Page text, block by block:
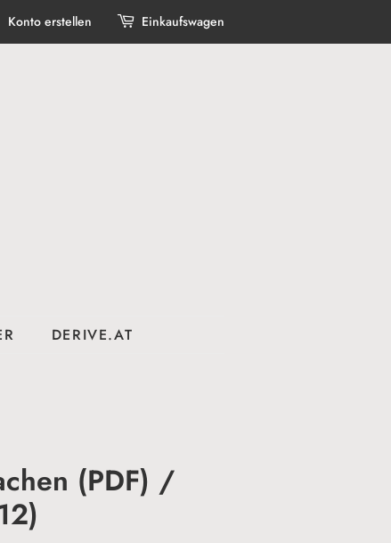
Konto erstellen Einkaufswagen
DERIVE.AT
(PDF) /